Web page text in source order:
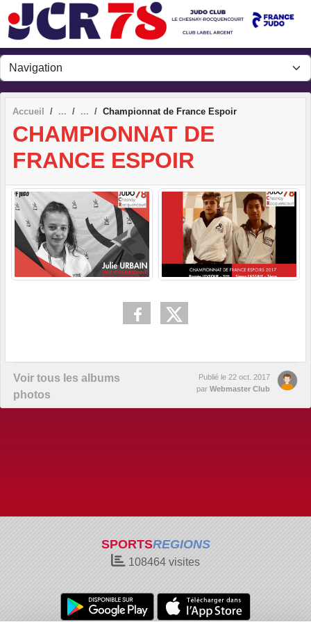
Accueil Championnat de France Espoir
CHAMPIONNAT DE
FRANCE ESPOIR
Voir tous les albums
photos
Publié le 22 oct. 2017
par Webmaster Club
SPORTSREGIONS
108464 visites
Panneau de gestion des cookies